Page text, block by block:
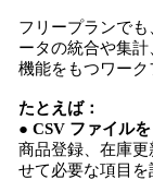
フリープランで
ータの統合や集
機能をもつワーク
たとえば：
● CSV ファイル
商品登録、在庫
せて必要な項目を